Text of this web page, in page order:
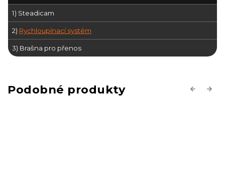
1) Steadicam
2) Rychloupínací systém
3) Brašna pro přenos
Previous
Next